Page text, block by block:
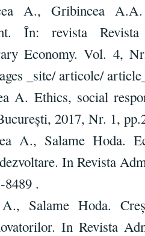
A., Gribincea A.A.
În: revista
Economy. Vol. 4,
_site/ articole/
A. Ethics, social
2017, Nr. 1,
A., Salame Hoda.
In Revista
.
Salame Hoda.
In Revista